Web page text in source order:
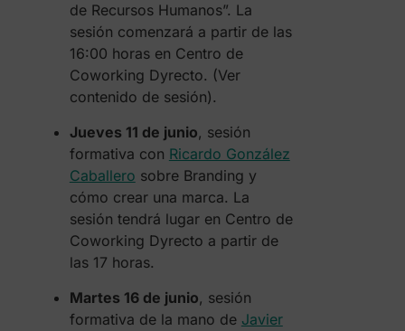
de Recursos Humanos”. La
sesión comenzará a partir de las
16:00 horas en Centro de
Coworking Dyrecto. (Ver
contenido de sesión).
Jueves 11 de junio, sesión
formativa con Ricardo González
Caballero sobre Branding y
cómo crear una marca. La
sesión tendrá lugar en Centro de
Coworking Dyrecto a partir de
las 17 horas.
Martes 16 de junio, sesión
formativa de la mano de Javier